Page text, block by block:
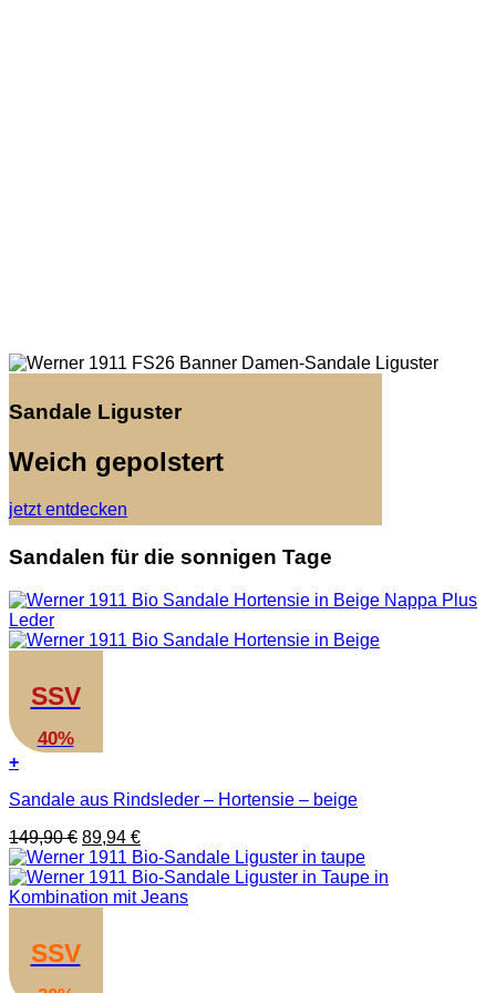
Sandale Liguster
Weich gepolstert
jetzt entdecken
Sandalen für die sonnigen Tage
SSV
40%
+
Produkt
mehrere
Varianten
auf.
Die
können
auf
der
Sandale aus Rindsleder – Hortensie – beige
149,90€ Ursprünglicher
Preis
war:
149,90 €
89,94 €Aktueller
Preis
ist:
89,94 €.
SSV